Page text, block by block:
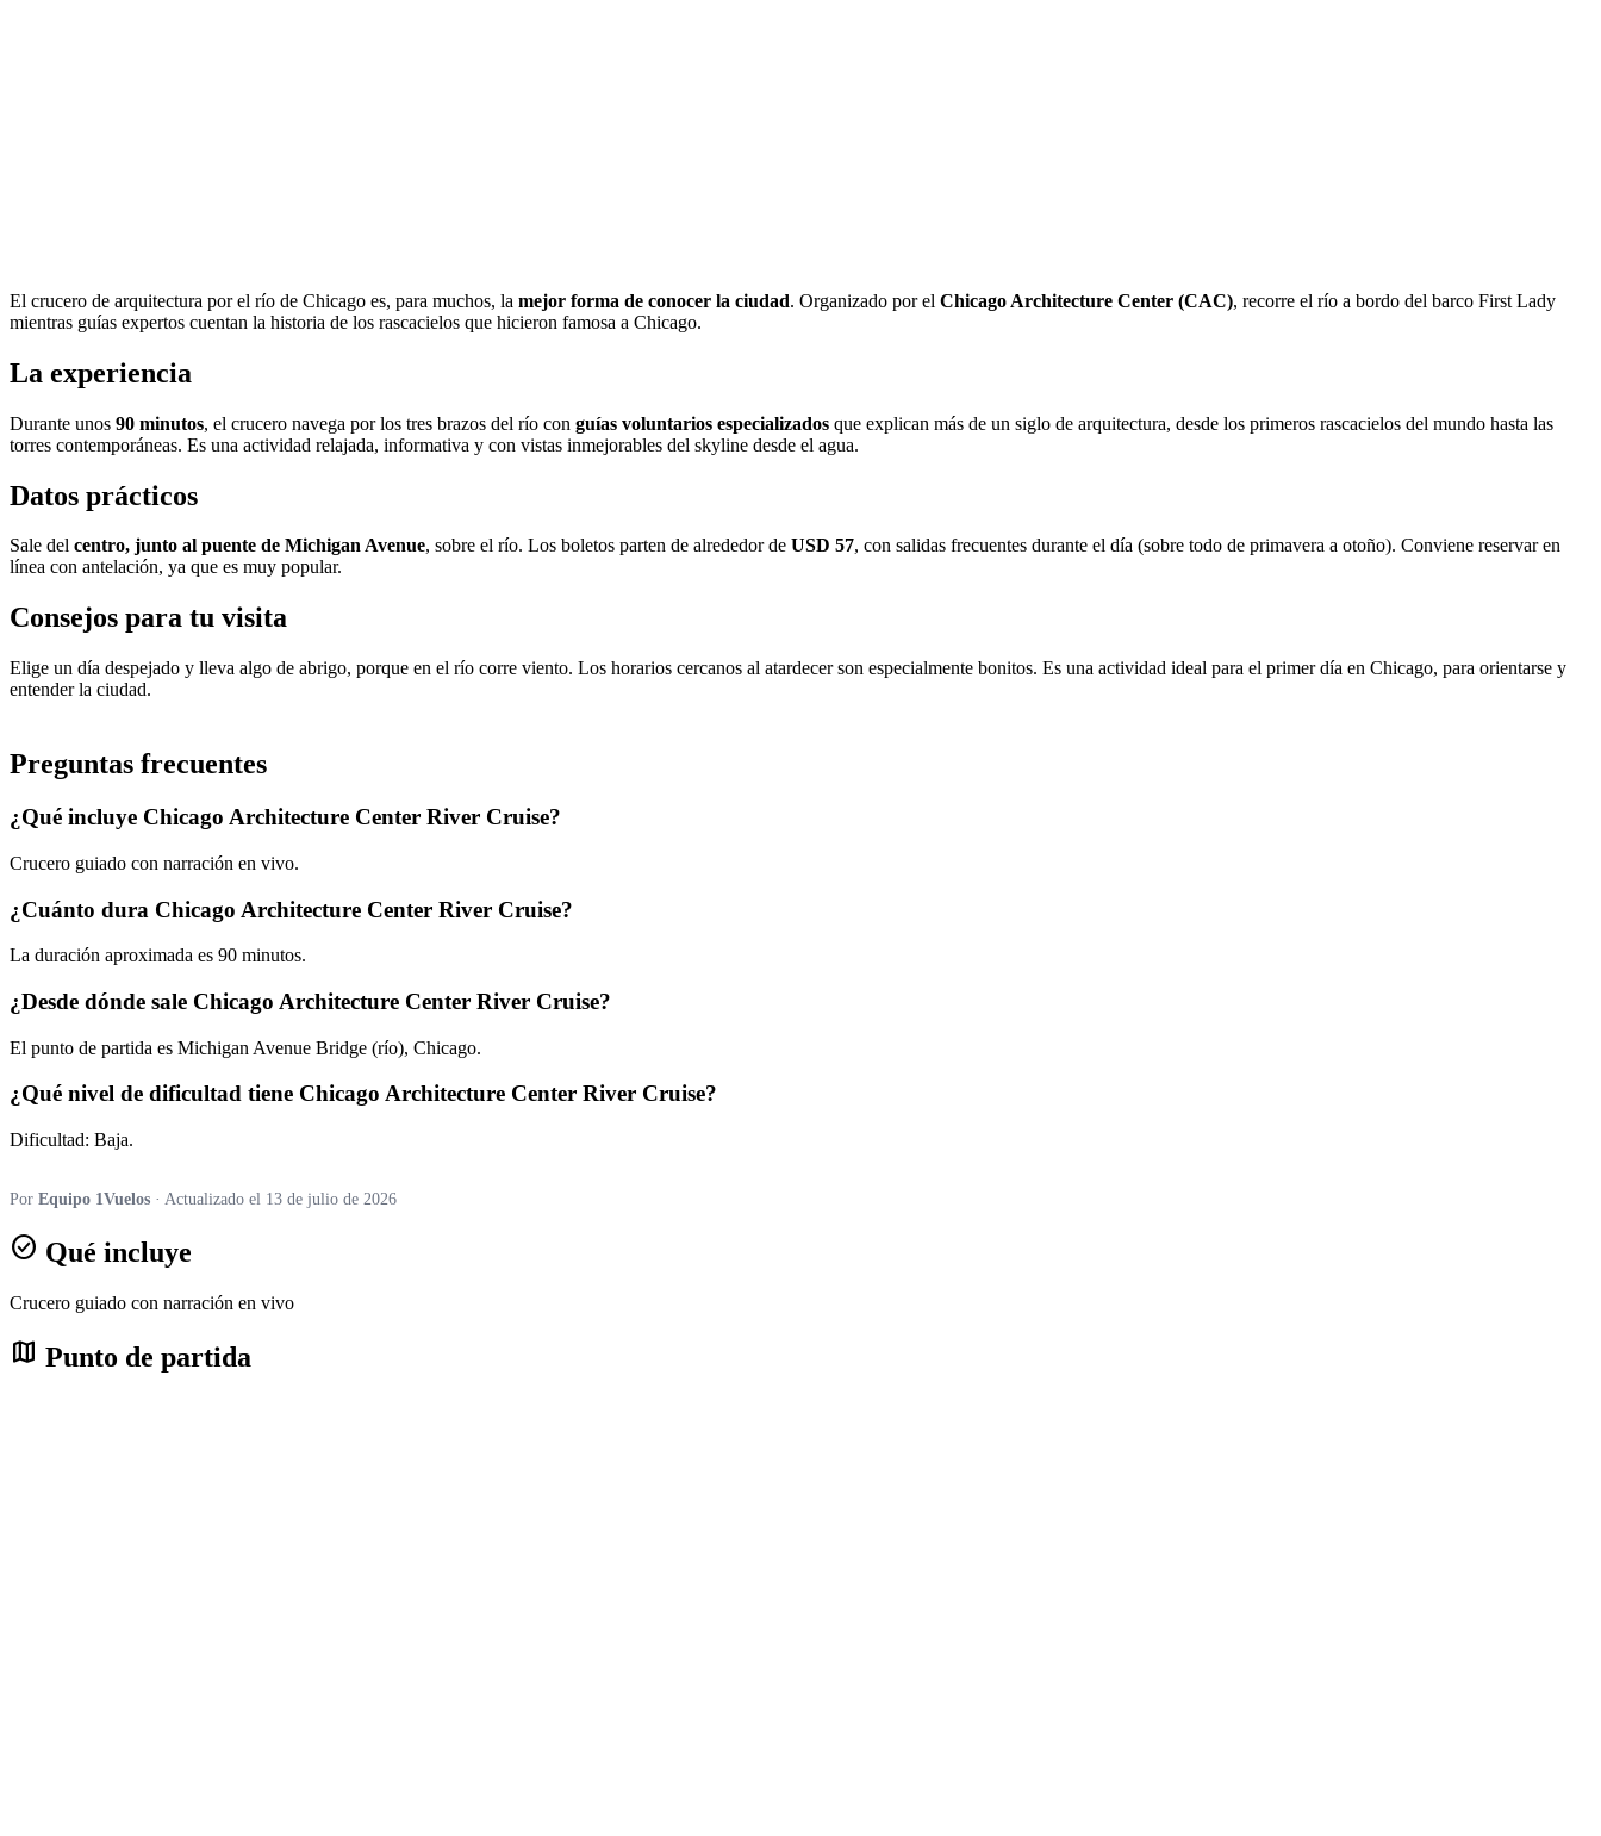
El crucero de arquitectura por el río de Chicago es, para muchos, la mejor forma de conocer la ciudad. Organizado por el Chicago Architecture Center (CAC), recorre el río a bordo del barco First Lady
mientras guías expertos cuentan la historia de los rascacielos que hicieron famosa a Chicago.
La experiencia
Durante unos 90 minutos, el crucero navega por los tres brazos del río con guías voluntarios especializados que explican más de un siglo de arquitectura, desde los primeros rascacielos del mundo hasta las
torres contemporáneas. Es una actividad relajada, informativa y con vistas inmejorables del skyline desde el agua.
Datos prácticos
Sale del centro, junto al puente de Michigan Avenue, sobre el río. Los boletos parten de alrededor de USD 57, con salidas frecuentes durante el día (sobre todo de primavera a otoño). Conviene reservar en
línea con antelación, ya que es muy popular.
Consejos para tu visita
Elige un día despejado y lleva algo de abrigo, porque en el río corre viento. Los horarios cercanos al atardecer son especialmente bonitos. Es una actividad ideal para el primer día en Chicago, para orientarse y
entender la ciudad.
Preguntas frecuentes
¿Qué incluye Chicago Architecture Center River Cruise?
Crucero guiado con narración en vivo.
¿Cuánto dura Chicago Architecture Center River Cruise?
La duración aproximada es 90 minutos.
¿Desde dónde sale Chicago Architecture Center River Cruise?
El punto de partida es Michigan Avenue Bridge (río), Chicago.
¿Qué nivel de dificultad tiene Chicago Architecture Center River Cruise?
Dificultad: Baja.
Por Equipo 1Vuelos · Actualizado el 13 de julio de 2026
check_circle Qué incluye
Crucero guiado con narración en vivo
map Punto de partida